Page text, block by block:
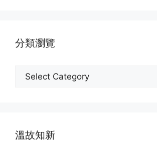
分類瀏覽
溫故知新